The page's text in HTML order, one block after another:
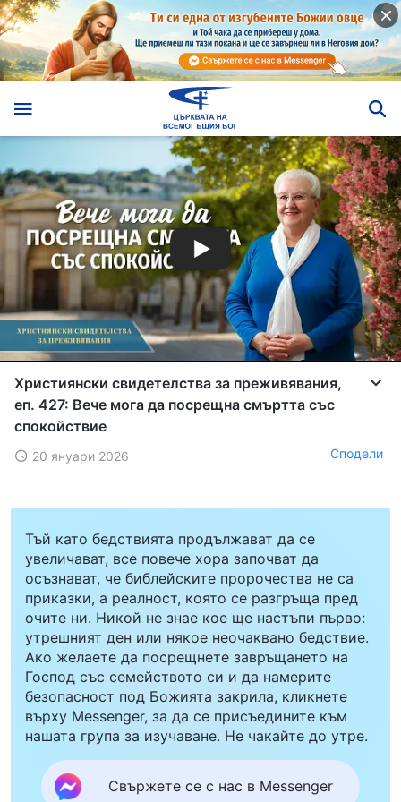
Християнски свидетелства за преживявания,
еп. 427: Вече мога да посрещна смъртта със
спокойствие
20 януари 2026 Сподели
Тъй като бедствията продължават да се
увеличават, все повече хора започват да
осъзнават, че библейските пророчества не са
приказки, а реалност, която се разгръща пред
очите ни. Никой не знае кое ще настъпи първо:
утрешният ден или някое неочаквано бедствие.
Ако желаете да посрещнете завръщането на
Господ със семейството си и да намерите
безопасност под Божията закрила, кликнете
върху Messenger, за да се присъедините към
нашата група за изучаване. Не чакайте до утре.
Свържете се с нас в Messenger